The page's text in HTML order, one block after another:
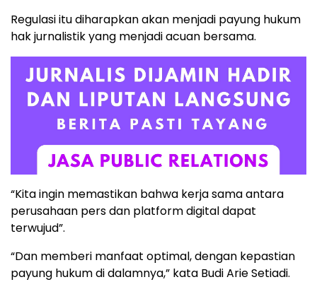
Regulasi itu diharapkan akan menjadi payung hukum
hak jurnalistik yang menjadi acuan bersama.
“Kita ingin memastikan bahwa kerja sama antara
perusahaan pers dan platform digital dapat
terwujud”.
“Dan memberi manfaat optimal, dengan kepastian
payung hukum di dalamnya,” kata Budi Arie Setiadi.